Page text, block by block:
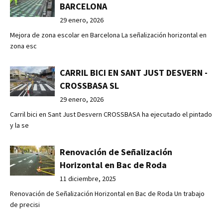
BARCELONA
29 enero, 2026
Mejora de zona escolar en Barcelona La señalización horizontal en
zona esc
CARRIL BICI EN SANT JUST DESVERN -
CROSSBASA SL
29 enero, 2026
Carril bici en Sant Just Desvern CROSSBASA ha ejecutado el pintado
y la se
Renovación de Señalización
Horizontal en Bac de Roda
11 diciembre, 2025
Renovación de Señalización Horizontal en Bac de Roda Un trabajo
de precisi